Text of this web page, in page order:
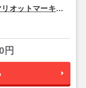
オットマーキス
円